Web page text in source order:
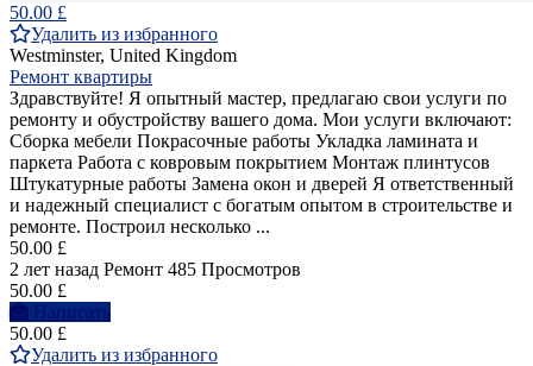
50.00 £
Удалить из избранного
Westminster, United Kingdom
Ремонт квартиры
Здравствуйте! Я опытный мастер, предлагаю свои услуги по
ремонту и обустройству вашего дома. Мои услуги включают:
Сборка мебели Покрасочные работы Укладка ламината и
паркета Работа с ковровым покрытием Монтаж плинтусов
Штукатурные работы Замена окон и дверей Я ответственный
и надежный специалист с богатым опытом в строительстве и
ремонте. Построил несколько ...
50.00 £
2 лет назад Ремонт 485 Просмотров
50.00 £
Написать
50.00 £
Удалить из избранного